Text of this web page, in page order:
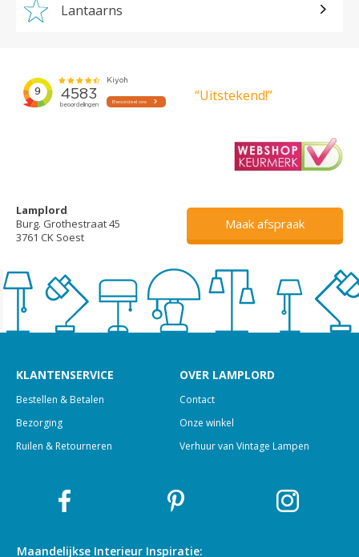
Lantaarns
“Uitstekend!”
Lamplord
Burg. Grothestraat 45
3761 CK Soest
Maak afspraak
KLANTENSERVICE
Bestellen & Betalen
Bezorging
Ruilen & Retourneren
OVER LAMPLORD
Contact
Onze winkel
Verhuur van Vintage Lampen
Maandelijkse Interieur Inspiratie: